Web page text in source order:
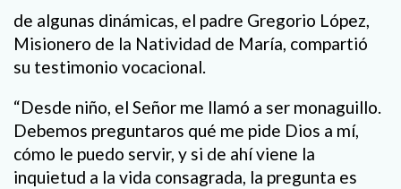
de algunas dinámicas, el padre Gregorio López,
Misionero de la Natividad de María, compartió
su testimonio vocacional.
“Desde niño, el Señor me llamó a ser monaguillo.
Debemos preguntaros qué me pide Dios a mí,
cómo le puedo servir, y si de ahí viene la
inquietud a la vida consagrada, la pregunta es